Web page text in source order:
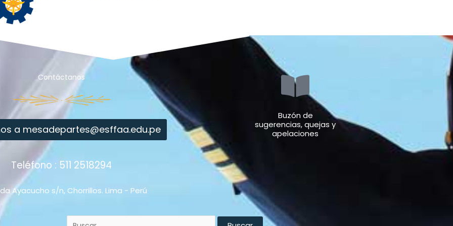
Contáctanos
a mesadepartes@esffaa.edu.pe
Teléfono : 511 2518294
Ayacucho s/n, Chorrillos. Lima - Perú
Buzón de
sugerencias, quejas y
apelaciones
por: